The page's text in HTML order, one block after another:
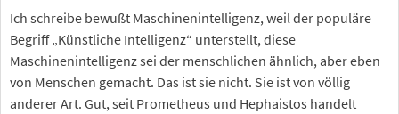
Ich schreibe bewußt Maschinenintelligenz, weil der populäre
Begriff „Künstliche Intelligenz“ unterstellt, diese
Maschinenintelligenz sei der menschlichen ähnlich, aber eben
von Menschen gemacht. Das ist sie nicht. Sie ist von völlig
anderer Art. Gut, seit Prometheus und Hephaistos handelt